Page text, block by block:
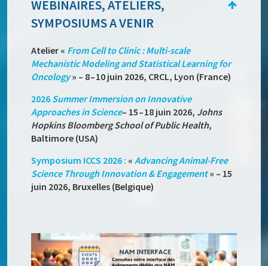
WEBINAIRES, ATELIERS,
SYMPOSIUMS A VENIR
Atelier « From Cell to Clinic : Multi-scale
Mechanistic Modeling and Statistical Learning for
Oncology» – 8 – 10 juin 2026, CRCL, Lyon (France)
2026 Summer Immersion on Innovative
Approaches in Science– 15 – 18 juin 2026, Johns
Hopkins Bloomberg School of Public Health,
Baltimore (USA)
Symposium ICCS 2026 : «Advancing Animal-Free
Science Through Innovation & Engagement» – 15
juin 2026, Bruxelles (Belgique)